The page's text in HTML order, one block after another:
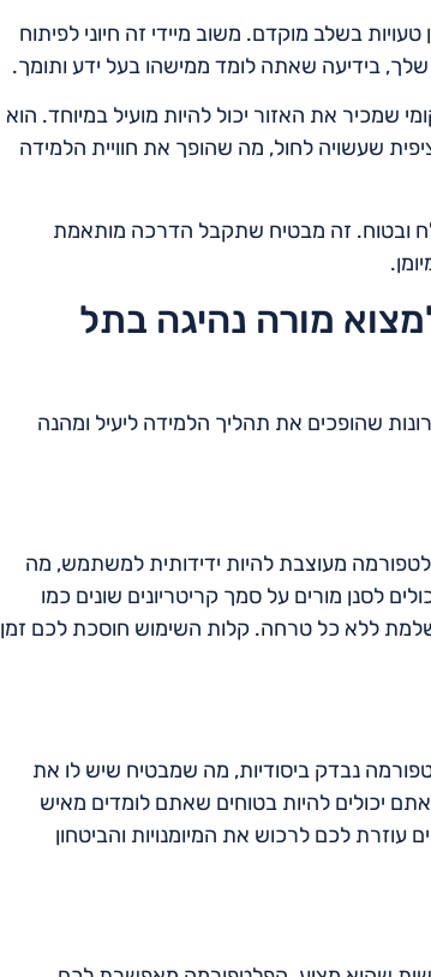
בשלב מוקדם. משוב מיידי זה חיוני לפיתוח
שלך, בידיעה שאתה לומד ממישהו בעל ידע ותומך.
שמכיר את האזור יכול להיות מועיל במיוחד. הוא
שעשויה לחול, מה שהופך את חוויית הלמידה
ובטוח. זה מבטיח שתקבל הדרכה מותאמת
מורה נהיגה בתל
שהופכים את תהליך הלמידה ליעיל ומהנה
מעוצבת להיות ידידותית למשתמש, מה
לסנן מורים על סמך קריטריונים שונים כמו
ללא כל טרחה. קלות השימוש חוסכת לכם זמן
נבדק ביסודיות, מה שמבטיח שיש לו את
אתם יכולים להיות בטוחים שאתם לומדים מאיש
עוזרת לכם לרכוש את המיומנויות והביטחון